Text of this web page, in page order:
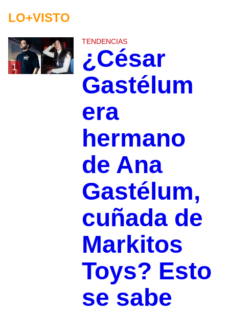
LO+VISTO
1
TENDENCIAS
¿César
Gastélum
era
hermano
de Ana
Gastélum,
cuñada de
Markitos
Toys? Esto
se sabe